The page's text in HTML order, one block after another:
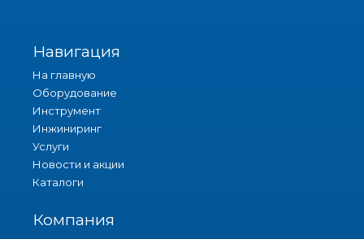
Навигация
На главную
Оборудование
Инструмент
Инжиниринг
Услуги
Новости и акции
Каталоги
Компания